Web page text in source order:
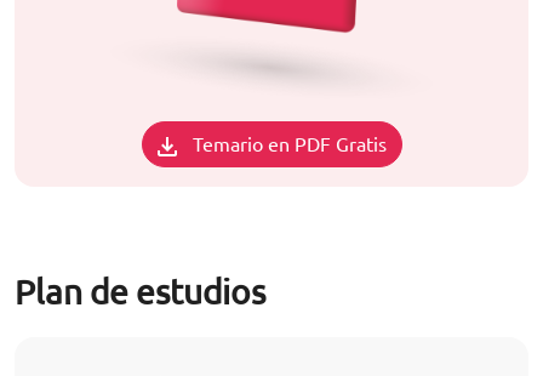
Temario en PDF Gratis
Plan de estudios